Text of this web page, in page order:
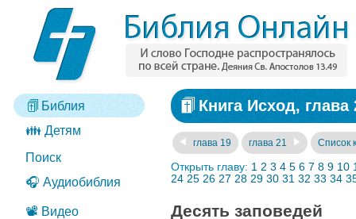
Библия
👪 Детям
Поиск
🎧 Аудиобиблия
📽️ Видео
Книга Исход, глава
глава 19 глава 21 Список
Открыть главу: 1 2 3 4 5 6 7 8 9 10
24 25 26 27 28 29 30 31 32 33 34
Десять заповедей